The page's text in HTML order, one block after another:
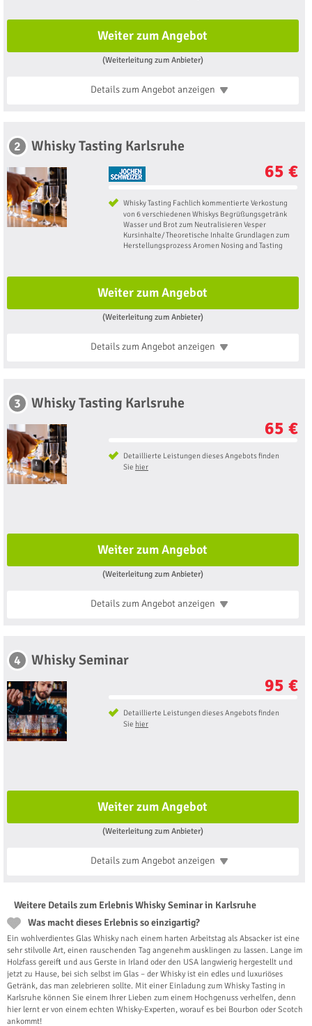
Weiter zum Angebot
(Weiterleitung zum Anbieter)
Details zum Angebotanzeigen
2 Whisky Tasting Karlsruhe
65 €
Whisky Tasting Fachlich kommentierte Verkostung
von 6 verschiedenen Whiskys Begrüßungsgetränk
Wasser und Brot zum Neutralisieren Vesper
Kursinhalte/ Theoretische Inhalte Grundlagen zum
Herstellungsprozess Aromen Nosing and Tasting
Weiter zum Angebot
(Weiterleitung zum Anbieter)
Details zum Angebotanzeigen
3 Whisky Tasting Karlsruhe
65 €
Detaillierte Leistungen dieses Angebots finden
Sie hier
Weiter zum Angebot
(Weiterleitung zum Anbieter)
Details zum Angebotanzeigen
4 Whisky Seminar
95 €
Detaillierte Leistungen dieses Angebots finden
Sie hier
Weiter zum Angebot
(Weiterleitung zum Anbieter)
Details zum Angebotanzeigen
Weitere Details zum Erlebnis Whisky Seminar in Karlsruhe
Was macht dieses Erlebnis so einzigartig?
Ein wohlverdientes Glas Whisky nach einem harten Arbeitstag als Absacker ist eine
sehr stilvolle Art, einen rauschenden Tag angenehm ausklingen zu lassen. Lange im
Holzfass gereift und aus Gerste in Irland oder den USA langwierig hergestellt und
jetzt zu Hause, bei sich selbst im Glas – der Whisky ist ein edles und luxuriöses
Getränk, das man zelebrieren sollte. Mit einer Einladung zum Whisky Tasting in
Karlsruhe können Sie einem Ihrer Lieben zum einem Hochgenuss verhelfen, denn
hier lernt er von einem echten Whisky-Experten, worauf es bei Bourbon oder Scotch
ankommt!